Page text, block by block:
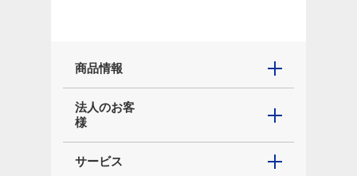
商品情報
法人のお客
様
サービス